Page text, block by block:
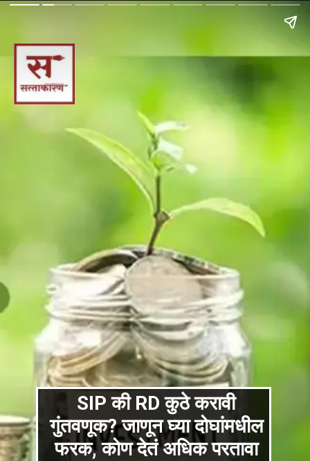
SIP की RD कुठे करावी
गुंतवणूक? जाणून घ्या दोघांमधील
फरक, कोण देतं अधिक परतावा